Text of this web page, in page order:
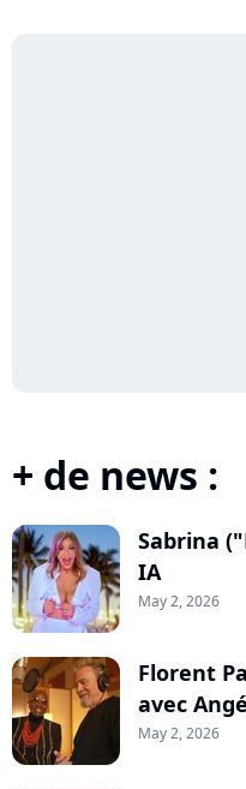
+ de news :
Sabrina
IA
May 2, 2026
Florent
avec
May 2, 2026